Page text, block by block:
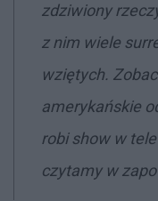
zdziwiony
z nim wiele
wziętych.
amerykańskie
robi show w
czytamy w